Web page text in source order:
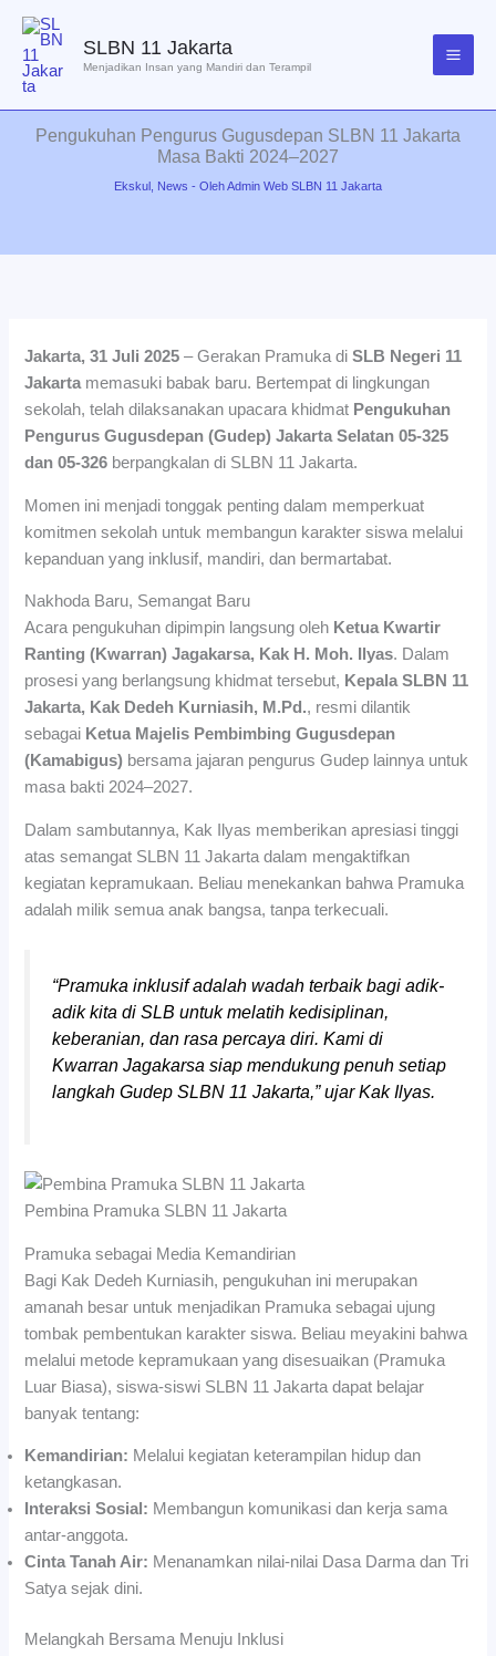
konten
SLBN 11 Jakarta
Menjadikan Insan yang Mandiri dan Terampil
Pengukuhan Pengurus Gugusdepan SLBN 11 Jakarta
Masa Bakti 2024–2027
Ekskul News - OlehAdmin Web SLBN 11 Jakarta
Jakarta,31 Juli 2025 – Gerakan Pramuka diSLB Negeri 11
Jakartamemasuki babak baru. Bertempat di lingkungan
sekolah, telah dilaksanakan upacara khidmat Pengukuhan
Pengurus Gugusdepan (Gudep) Jakarta Selatan 05-325
dan 05-326 berpangkalan di SLBN 11 Jakarta.
Momen ini menjadi tonggak penting dalam memperkuat
komitmen sekolah untuk membangun karakter siswa melalui
kepanduan yang inklusif, mandiri, dan bermartabat.
Nakhoda Baru, Semangat Baru
Acara pengukuhan dipimpin langsung oleh Ketua Kwartir
Ranting (Kwarran) Jagakarsa, Kak H. Moh. Ilyas. Dalam
prosesi yang berlangsung khidmat tersebut, Kepala SLBN 11
Jakarta, Kak Dedeh Kurniasih, M.Pd., resmi dilantik
sebagai Ketua Majelis Pembimbing Gugusdepan
(Kamabigus) bersama jajaran pengurus Gudep lainnya untuk
masa bakti 2024–2027.
Dalam sambutannya, Kak Ilyas memberikan apresiasi tinggi
atas semangat SLBN 11 Jakarta dalam mengaktifkan
kegiatan kepramukaan. Beliau menekankan bahwa Pramuka
adalah milik semua anak bangsa, tanpa terkecuali.
“Pramuka inklusif adalah wadah terbaik bagi adik-
adik kita di SLB untuk melatih kedisiplinan,
keberanian, dan rasa percaya diri. Kami di
Kwarran Jagakarsa siap mendukung penuh setiap
langkah Gudep SLBN 11 Jakarta,”ujar Kak Ilyas.
Pembina Pramuka SLBN 11 Jakarta
Pramuka sebagai Media Kemandirian
Bagi Kak Dedeh Kurniasih, pengukuhan ini merupakan
amanah besar untuk menjadikan Pramuka sebagai ujung
tombak pembentukan karakter siswa. Beliau meyakini bahwa
melalui metode kepramukaan yang disesuaikan (Pramuka
Luar Biasa), siswa-siswi SLBN 11 Jakarta dapat belajar
banyak tentang:
Kemandirian: Melalui kegiatan keterampilan hidup dan
ketangkasan.
Interaksi Sosial: Membangun komunikasi dan kerja sama
antar-anggota.
Cinta Tanah Air: Menanamkan nilai-nilai Dasa Darma dan Tri
Satya sejak dini.
Melangkah Bersama Menuju Inklusi